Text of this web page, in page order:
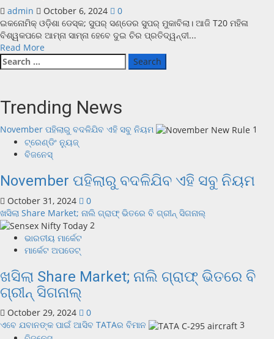
admin October 6, 2024
0
ଇକନୋମିକ୍ ଓଡ଼ିଶା ଡେସ୍କ; ସୁପର୍ ସଣ୍ଡେର ସୁପର୍ ମୁକାବିଲା। ଆଜି T20 ମହିଳା
ବିଶ୍ୱକପରେ ଆମ୍ନା ସାମ୍ନା ହେବେ ଦୁଇ ଚିର ପ୍ରତିଦ୍ୱନ୍ଦୀ...
Read More
Trending News
November ପହିଲାରୁ ବଦଳିଯିବ ଏହି ସବୁ ନିୟମ
1
ଟ୍ରେଣ୍ଡିଂ ନ୍ୟୁଜ୍
ବିଜନେସ୍
November ପହିଲାରୁ ବଦଳିଯିବ ଏହି ସବୁ ନିୟମ
October 31, 2024
0
ଖସିଲା Share Market; ନାଲି ଗ୍ରାଫ୍ ଭିତରେ ବି ଗ୍ରୀନ୍ ସିଗନାଲ୍
2
ଭାରତୀୟ ମାର୍କେଟ
ମାର୍କେଟ ଅପଡେଟ୍
ଖସିଲା Share Market; ନାଲି ଗ୍ରାଫ୍ ଭିତରେ ବି
ଗ୍ରୀନ୍ ସିଗନାଲ୍
October 29, 2024
0
ଏବେ ଯବାନଙ୍କ ପାଇଁ ଆସିବ TATAର ବିମାନ
3